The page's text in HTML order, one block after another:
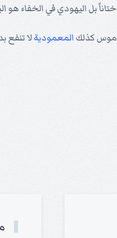
بل اليهودي في الخفاء
كذلك المعموديةلا تنفع